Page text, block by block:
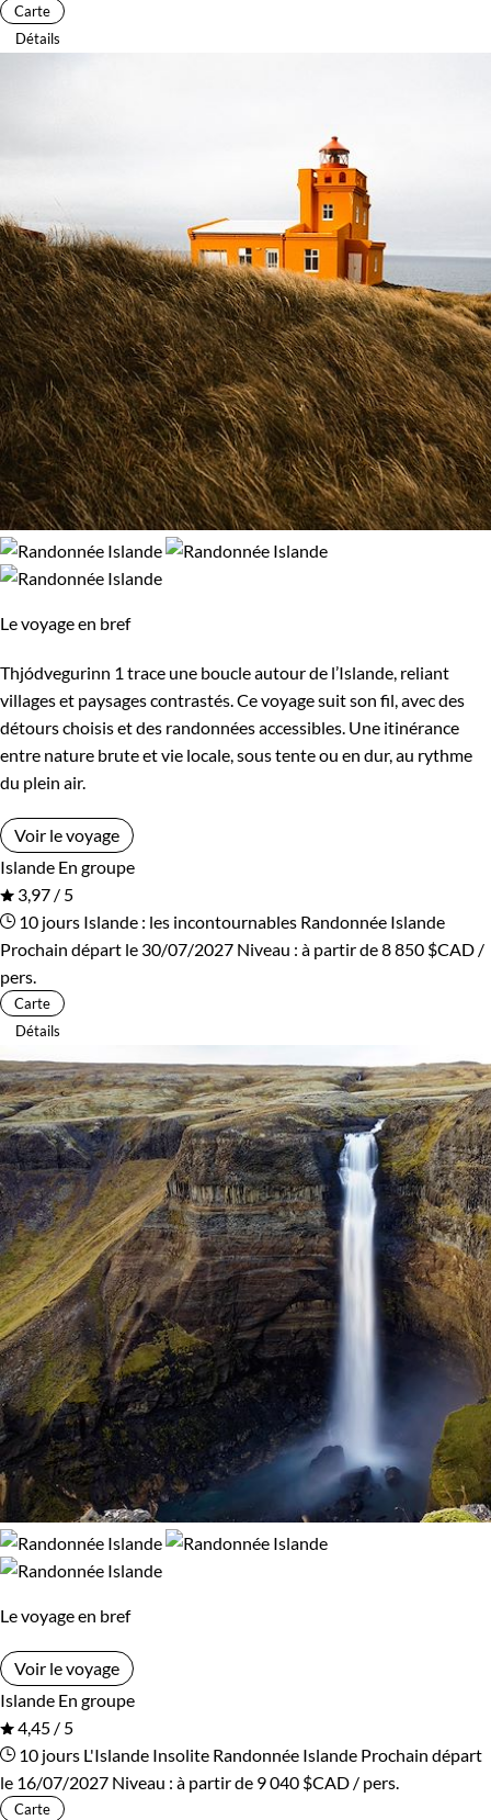
Carte
Détails
Le voyage en bref
Thjódvegurinn 1 trace une boucle autour de l’Islande, reliant
villages et paysages contrastés. Ce voyage suit son fil, avec des
détours choisis et des randonnées accessibles. Une itinérance
entre nature brute et vie locale, sous tente ou en dur, au rythme
du plein air.
Voir le voyage
Islande En groupe
3,97 / 5
10 jours Islande : les incontournables Randonnée Islande
Prochain départ le 30/07/2027 Niveau : à partir de8 850 $CAD /
pers.
Carte
Détails
Le voyage en bref
Voir le voyage
Islande En groupe
4,45 / 5
10 jours L'Islande Insolite Randonnée Islande Prochain départ
le 16/07/2027 Niveau : à partir de 9 040 $CAD / pers.
Carte